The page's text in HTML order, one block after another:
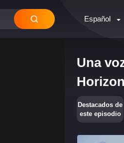
Español
Una
Destacados de
este episodio